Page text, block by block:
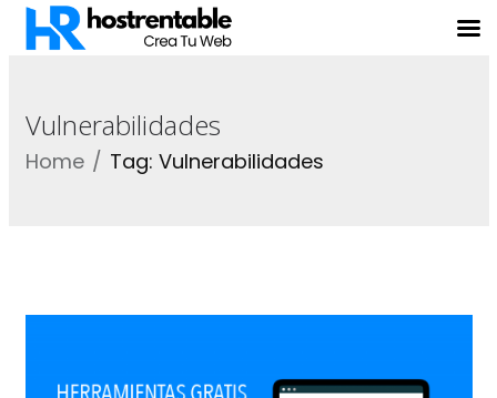
Vulnerabilidades
Home Tag: Vulnerabilidades